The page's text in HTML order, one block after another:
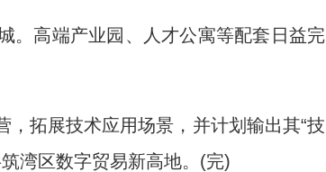
高端产业园、人才公寓等配套日益完
拓展技术应用场景，并计划输出其“技
湾区数字贸易新高地。(完)